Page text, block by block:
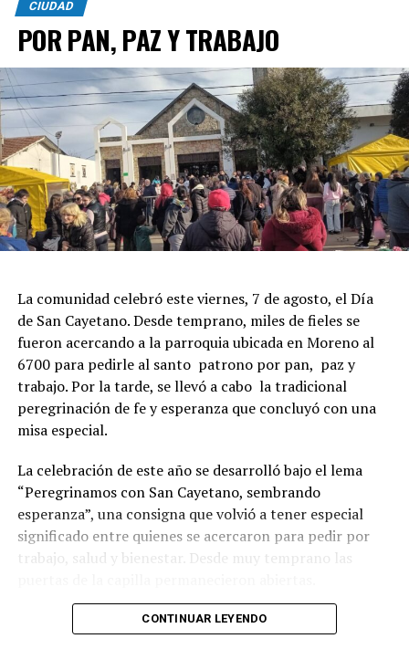
CIUDAD
POR PAN, PAZ Y TRABAJO
La comunidad celebró este viernes, 7 de agosto, el Día
de San Cayetano. Desde temprano, miles de fieles se
fueron acercando a la parroquia ubicada en Moreno al
6700 para pedirle al santo patrono por pan, paz y
trabajo. Por la tarde, se llevó a cabo la tradicional
peregrinación de fe y esperanza que concluyó con una
misa especial.
La celebración de este año se desarrolló bajo el lema
“Peregrinamos con San Cayetano, sembrando
esperanza”, una consigna que volvió a tener especial
significado entre quienes se acercaron para pedir por
trabajo, salud y bienestar. Desde muy temprano las
La imagen del santo salió del santuario de Moreno al
CONTINUAR LEYENDO